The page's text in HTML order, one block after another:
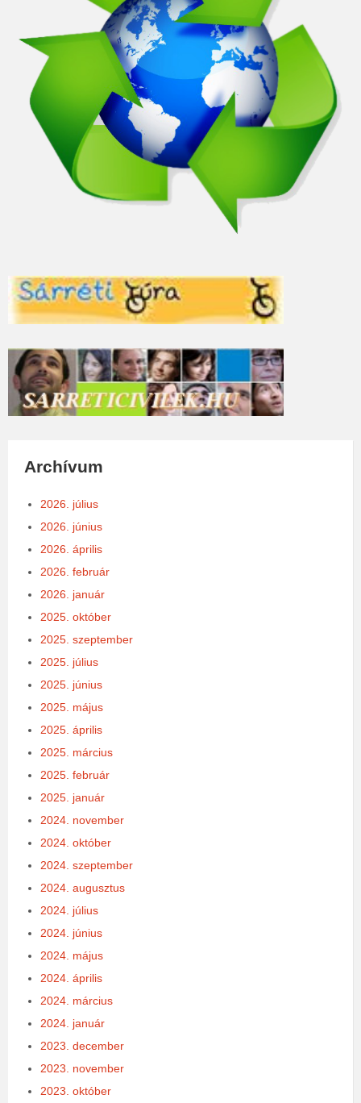
Archívum
2026. július
2026. június
2026. április
2026. február
2026. január
2025. október
2025. szeptember
2025. július
2025. június
2025. május
2025. április
2025. március
2025. február
2025. január
2024. november
2024. október
2024. szeptember
2024. augusztus
2024. július
2024. június
2024. május
2024. április
2024. március
2024. január
2023. december
2023. november
2023. október